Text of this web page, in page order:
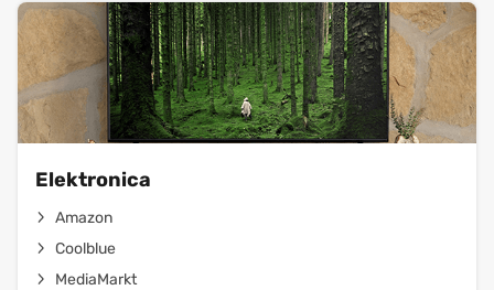
Elektronica
Amazon
Coolblue
MediaMarkt